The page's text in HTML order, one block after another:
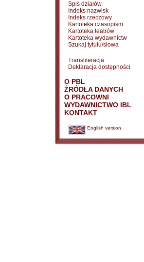
Spis działów
Indeks nazwisk
Indeks rzeczowy
Kartoteka czasopism
Kartoteka teatrów
Kartoteka wydawnictw
Szukaj tytułu/słowa
Transliteracja
Deklaracja dostępności
O PBL
ŹRÓDŁA DANYCH
O PRACOWNI
WYDAWNICTWO IBL
KONTAKT
English version